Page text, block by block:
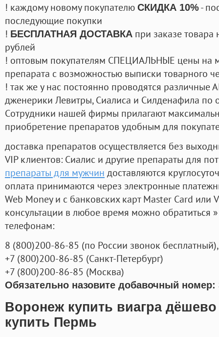
! каждому новому покупателю СКИДКА 10%-
последующие покупки
! БЕСПЛАТНАЯ ДОСТАВКА при заказе
рублей
! оптовым покупателям СПЕЦИАЛЬНЫЕ цены на
препарата с возможностью выписки товарного
! так же у нас постоянно проводятся
дженерики Левитры, Сиалиса и Силденафила по
Cотрудники нашей фирмы прилагают
приобретение препаратов удобным для
доставка препаратов осуществляется без
VIP клиентов: Сиалис и другие препараты для
препараты для мужчин доставляются
оплата принимаются через электронные
Web Money и с банковских карт Master Card или
консультации в любое время можно обратиться
телефонам:
8 (800)200-86-85 (по России звонок бесплатный),
+7 (800)200-86-85 (Санкт-Петербург)
+7 (800)200-86-85 (Москва)
Обязательно назовите добавочный номер:
Воронеж купить виагра дёшево
купить Пермь